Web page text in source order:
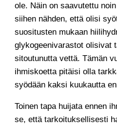
ole. Näin on saavutettu
siihen nähden, että olisi
suositusten mukaan
glykogeenivarastot olisivat
sitoutunutta vettä. Tämän
ihmiskoetta pitäisi olla
syödään kaksi kuukautta
Toinen tapa huijata ennen
se, että tarkoituksellisesti